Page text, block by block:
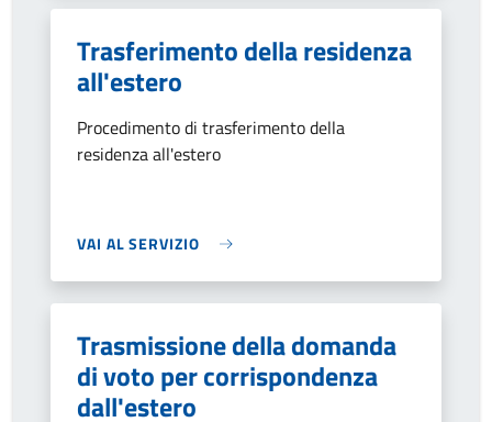
Trasferimento della residenza
all'estero
Procedimento di trasferimento della
residenza all'estero
VAI AL SERVIZIO
Trasmissione della domanda
di voto per corrispondenza
dall'estero